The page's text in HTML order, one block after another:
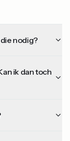
nodig?
ik dan toch